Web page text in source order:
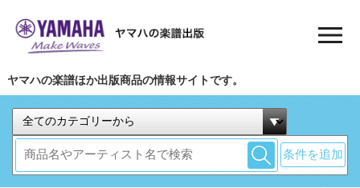
ヤマハの楽譜ほか出版商品の情報サイトです。
条件を追加